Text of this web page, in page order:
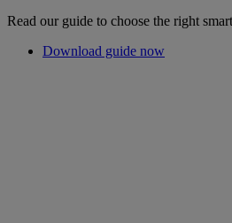
Read our guide to choose the right
Download guide now